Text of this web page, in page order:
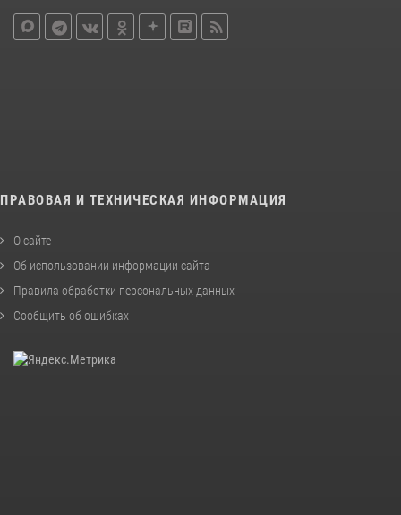
ПРАВОВАЯ И ТЕХНИЧЕСКАЯ ИНФОРМАЦИЯ
О сайте
Об использовании информации сайта
Правила обработки персональных данных
Сообщить об ошибках